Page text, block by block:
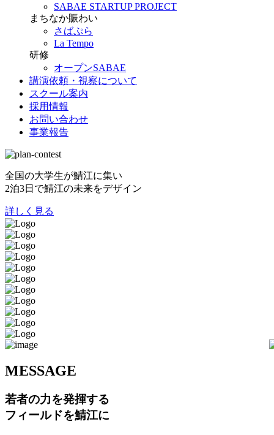
SABAE STARTUP PROJECT
まちなか賑わい
さばぷら
La Tempo
研修
オープンSABAE
講演依頼・視察について
スクール案内
採用情報
お問い合わせ
事業報告
全国の大学生が鯖江に集い
2泊3日で鯖江の未来をデザイン
詳しく見る
MESSAGE
若者の力を発揮する
フィールドを鯖江に